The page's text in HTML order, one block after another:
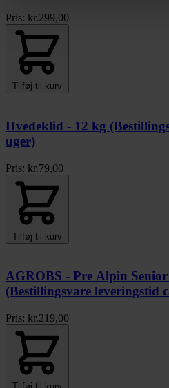
Pris: kr.299,00
Tilføj til kurv
Hvedeklid - 12 kg
uger)
Pris: kr.79,00
Tilføj til kurv
AGROBS - Pre Alpin
(Bestillingsvare leveringstid
Pris: kr.219,00